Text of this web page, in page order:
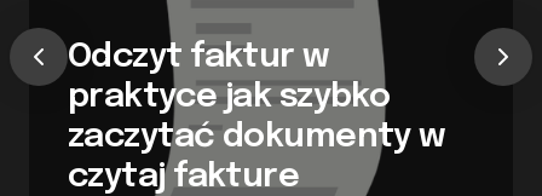
Odczyt faktur w
praktyce jak szybko
zaczytać dokumenty w
czytaj fakture